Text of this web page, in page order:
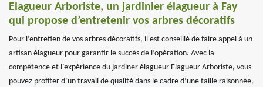
Elagueur Arboriste, un jardinier élagueur à Fay
qui propose d’entretenir vos arbres décoratifs
Pour l’entretien de vos arbres décoratifs, il est conseillé de faire appel à un
artisan élagueur pour garantir le succès de l’opération. Avec la
compétence et l’expérience du jardiner élagueur Elagueur Arboriste, vous
pouvez profiter d’un travail de qualité dans le cadre d’une taille raisonnée,